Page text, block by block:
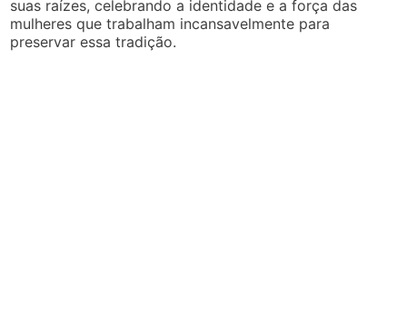
suas raízes, celebrando a identidade e a força das
mulheres que trabalham incansavelmente para
preservar essa tradição.